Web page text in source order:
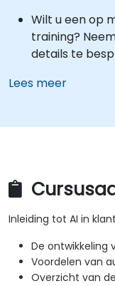
Wilt u een op
training?
details te
Lees meer
Inleiding tot AI in
De ontwikkeling
Voordelen van
Overzicht van